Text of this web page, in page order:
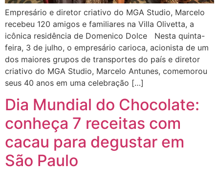
Empresário e diretor criativo do MGA Studio, Marcelo
recebeu 120 amigos e familiares na Villa Olivetta, a
icônica residência de Domenico Dolce Nesta quinta-
feira, 3 de julho, o empresário carioca, acionista de um
dos maiores grupos de transportes do país e diretor
criativo do MGA Studio, Marcelo Antunes, comemorou
seus 40 anos em uma celebração […]
Dia Mundial do Chocolate:
conheça 7 receitas com
cacau para degustar em
São Paulo